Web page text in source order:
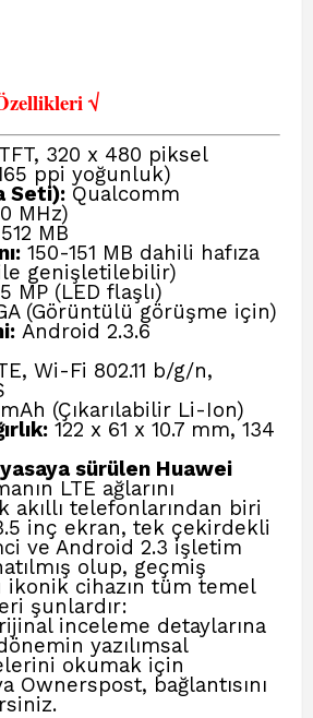
llikleri √
320 x 480 piksel
ppi yoğunluk)
Seti): Qualcomm
MHz)
512 MB
150-151 MB dahili hafıza
genişletilebilir)
5 MP (LED flaşlı)
(Görüntülü görüşme için)
Android 2.3.6
Wi-Fi 802.11 b/g/n,
(Çıkarılabilir Li-Ion)
122 x 61 x 10.7 mm, 134
sürülen Huawei
LTE ağlarını
akıllı telefonlarından biri
inç ekran, tek çekirdekli
ve Android 2.3 işletim
olup, geçmiş
ikonik cihazın tüm temel
şunlardır:
inceleme detaylarına
yazılımsal
okumak için
Ownerspost, bağlantısını